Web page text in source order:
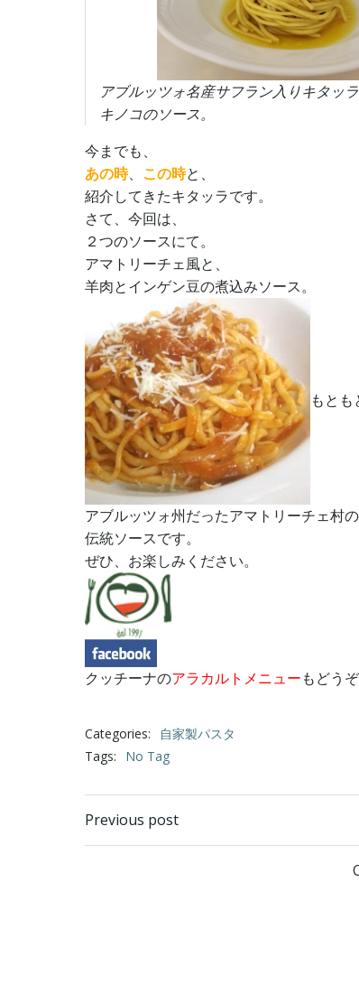
アブルッツォ名産サフラン入りキタッラ
キノコのソース。
今までも、
あの時、 この時と、
紹介してきたキタッラです。
さて、今回は、
２つのソースにて。
アマトリーチェ風と、
羊肉とインゲン豆の煮込みソース。
もとも
アブルッツォ州だったアマトリーチェ村の
伝統ソースです。
ぜひ、お楽しみください。
クッチーナのアラカルトメニューもどうぞ
Categories:
自家製パスタ
Tags:
No Tag
Post
Previous post